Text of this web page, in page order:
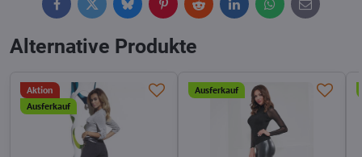
FacebookTwitterBlueskyPinterestReddit LinkedInWhatsApp
E-
mail
Alternative Produkte
Aktion
Ausferkauf
Ausferkauf